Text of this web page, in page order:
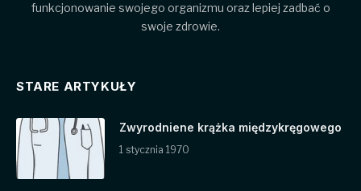
funkcjonowanie swojego organizmu oraz lepiej zadbać o
swoje zdrowie.
STARE ARTYKUŁY
Zwyrodniene krążka międzykręgowego
1 stycznia 1970